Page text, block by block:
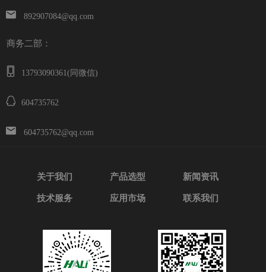
892907084@qq.com
商务二部：
13793090361(同微信)
604735762
604735762@qq.com
关于我们 产品选型 新闻资讯
技术服务 应用市场 联系我们